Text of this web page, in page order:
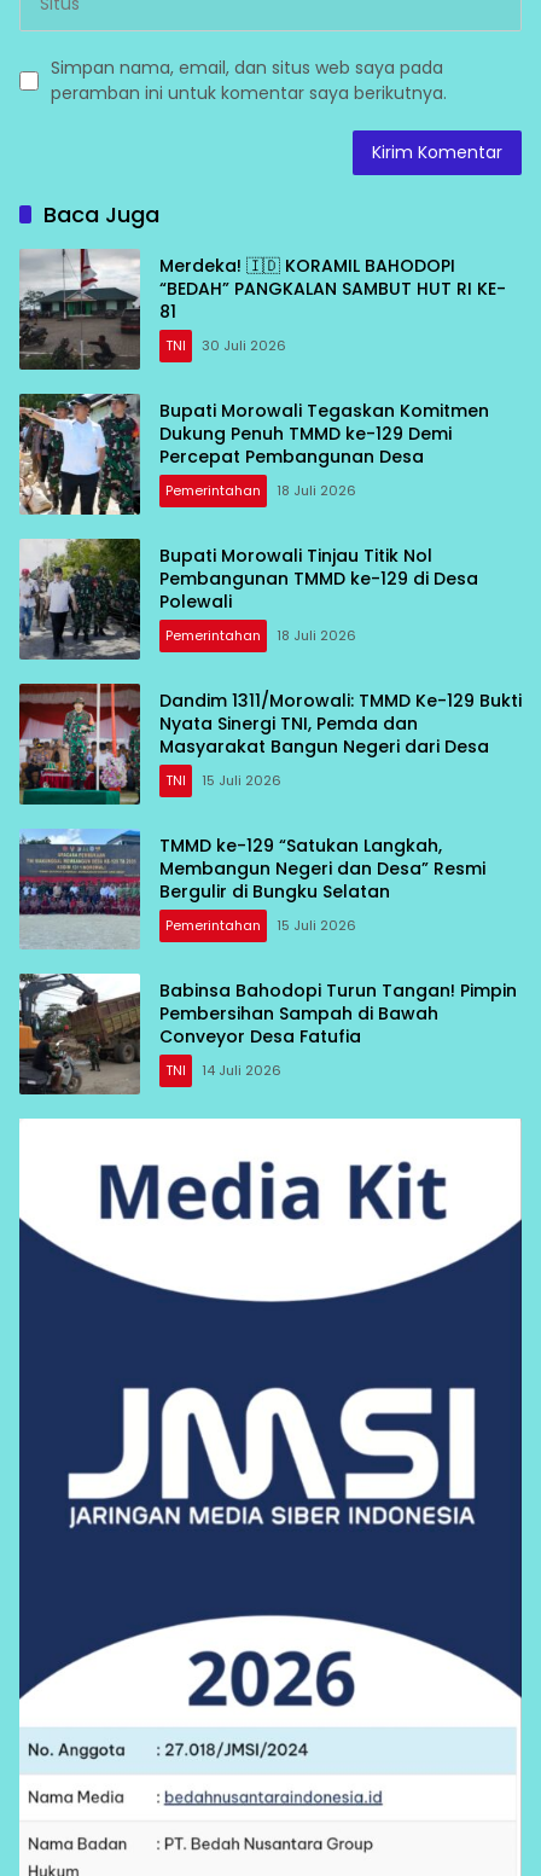
Simpan nama, email, dan situs web saya pada
peramban ini untuk komentar saya berikutnya.
Baca Juga
Merdeka! 🇮🇩 KORAMIL BAHODOPI
“BEDAH” PANGKALAN SAMBUT HUT RI KE-
81
TNI 30 Juli 2026
Bupati Morowali Tegaskan Komitmen
Dukung Penuh TMMD ke-129 Demi
Percepat Pembangunan Desa
Pemerintahan 18 Juli 2026
Bupati Morowali Tinjau Titik Nol
Pembangunan TMMD ke-129 di Desa
Polewali
Pemerintahan 18 Juli 2026
Dandim 1311/Morowali: TMMD Ke-129 Bukti
Nyata Sinergi TNI, Pemda dan
Masyarakat Bangun Negeri dari Desa
TNI 15 Juli 2026
TMMD ke-129 “Satukan Langkah,
Membangun Negeri dan Desa” Resmi
Bergulir di Bungku Selatan
Pemerintahan 15 Juli 2026
Babinsa Bahodopi Turun Tangan! Pimpin
Pembersihan Sampah di Bawah
Conveyor Desa Fatufia
TNI 14 Juli 2026